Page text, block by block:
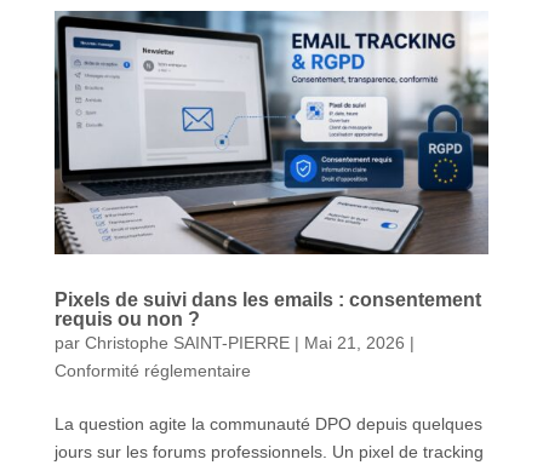
Pixels de suivi dans les emails : consentement
requis ou non ?
par Christophe SAINT-PIERRE| Mai 21, 2026 |
Conformité réglementaire
La question agite la communauté DPO depuis quelques
jours sur les forums professionnels. Un pixel de tracking